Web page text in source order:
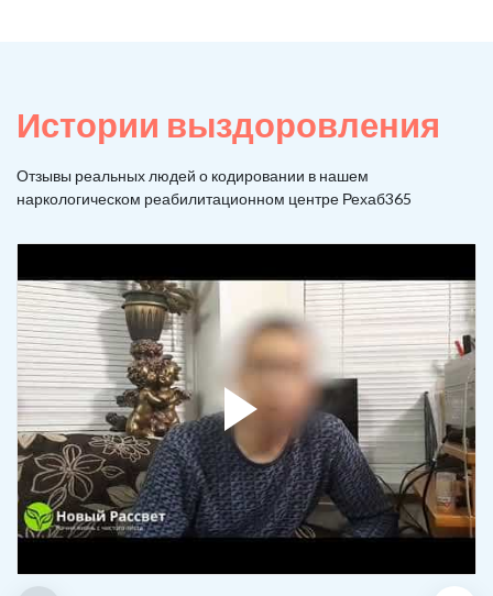
Истории выздоровления
Отзывы реальных людей о кодировании в нашем
наркологическом реабилитационном центре Рехаб365